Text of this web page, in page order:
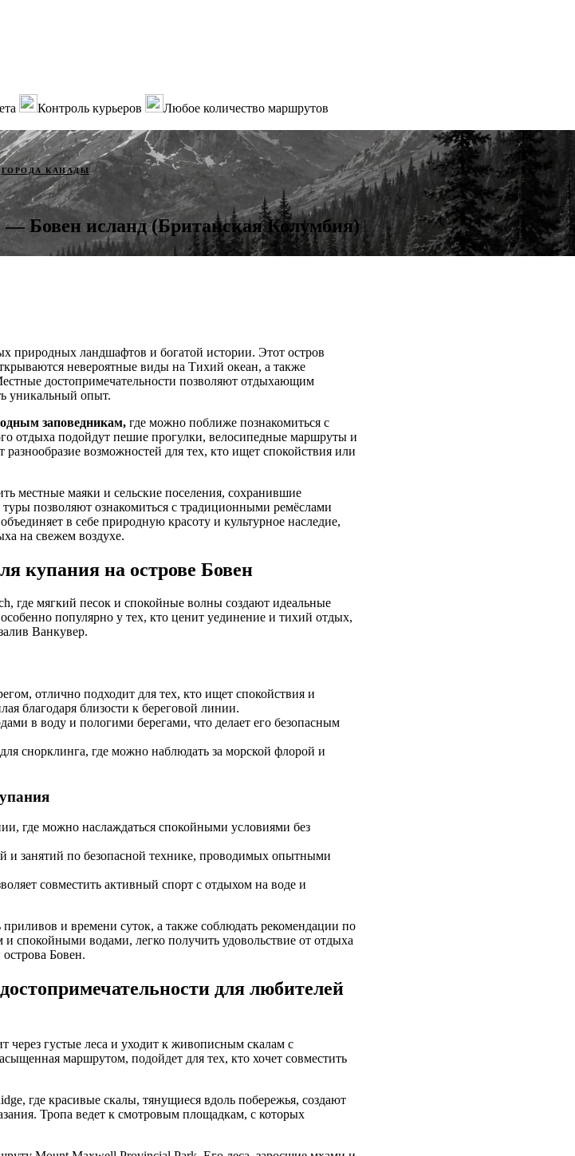
Контроль курьеров
Любое количество маршрутов
ГОРОДА КАНАДЫ
Бовен исланд (Британская Колумбия)
природных ландшафтов и богатой истории. Этот остров
невероятные виды на Тихий океан, а также
достопримечательности позволяют отдыхающим
уникальный опыт.
заповедникам, где можно поближе познакомиться с
отдыха подойдут пешие прогулки, велосипедные маршруты и
возможностей для тех, кто ищет спокойствия или
местные маяки и сельские поселения, сохранившие
позволяют ознакомиться с традиционными ремёслами
в себе природную красоту и культурное наследие,
на свежем воздухе.
купания на острове Бовен
где мягкий песок и спокойные волны создают идеальные
популярно у тех, кто ценит уединение и тихий отдых,
Ванкувер.
отлично подходит для тех, кто ищет спокойствия и
благодаря близости к береговой линии.
в воду и пологими берегами, что делает его безопасным
снорклинга, где можно наблюдать за морской флорой и
где можно наслаждаться спокойными условиями без
и занятий по безопасной технике, проводимых опытными
совместить активный спорт с отдыхом на воде и
и времени суток, а также соблюдать рекомендации по
спокойными водами, легко получить удовольствие от отдыха
Бовен.
для любителей
через густые леса и уходит к живописным скалам с
маршрутом, подойдет для тех, кто хочет совместить
где красивые скалы, тянущиеся вдоль побережья, создают
Тропа ведет к смотровым площадкам, с которых